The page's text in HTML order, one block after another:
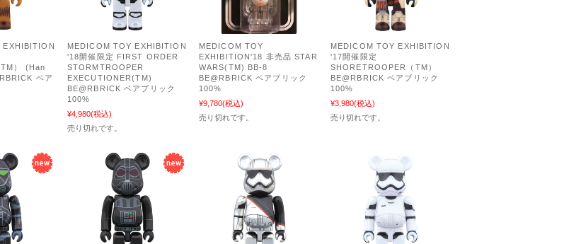
EXHIBITION
） (Han
ベア
MEDICOM TOY EXHIBITION
'18開催限定 FIRST ORDER
STORMTROOPER
EXECUTIONER(TM)
BE@RBRICK ベアブリック
100%
¥4,980(税込)
売り切れです。
MEDICOM TOY
EXHIBITION'18 非売品 STAR
WARS(TM) BB-8
BE@RBRICK ベアブリック
100%
¥9,780(税込)
売り切れです。
MEDICOM TOY EXHIBITION
'17開催限定
SHORETROOPER（TM）
BE@RBRICK ベアブリック
100%
¥3,980(税込)
売り切れです。